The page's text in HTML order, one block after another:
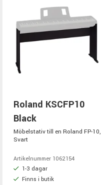
Roland KSCFP10
Black
Möbelstativ till en Roland FP-10,
Svart
Artikelnummer 1062154
1-3 dagar
Finns i butik